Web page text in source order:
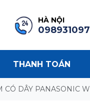
HÀ NỘI
THANH TOÁN
CÓ DÂY PANASONIC